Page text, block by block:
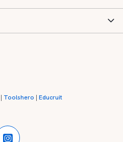
| Toolshero |Educruit